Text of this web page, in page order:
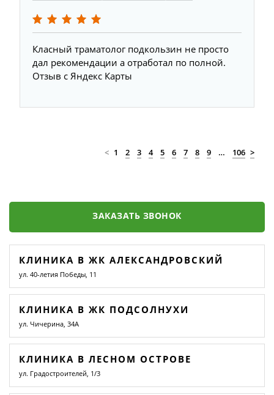
Класный траматолог подкользин не просто
дал рекомендации а отработал по полной.
Отзыв с Яндекс Карты
< 1 2 3 4 5 6 7 8 9 … 106 >
ЗАКАЗАТЬ ЗВОНОК
КЛИНИКА В ЖК АЛЕКСАНДРОВСКИЙ
ул. 40-летия Победы, 11
КЛИНИКА В ЖК ПОДСОЛНУХИ
ул. Чичерина, 34А
КЛИНИКА В ЛЕСНОМ ОСТРОВЕ
ул. Градостроителей, 1/3